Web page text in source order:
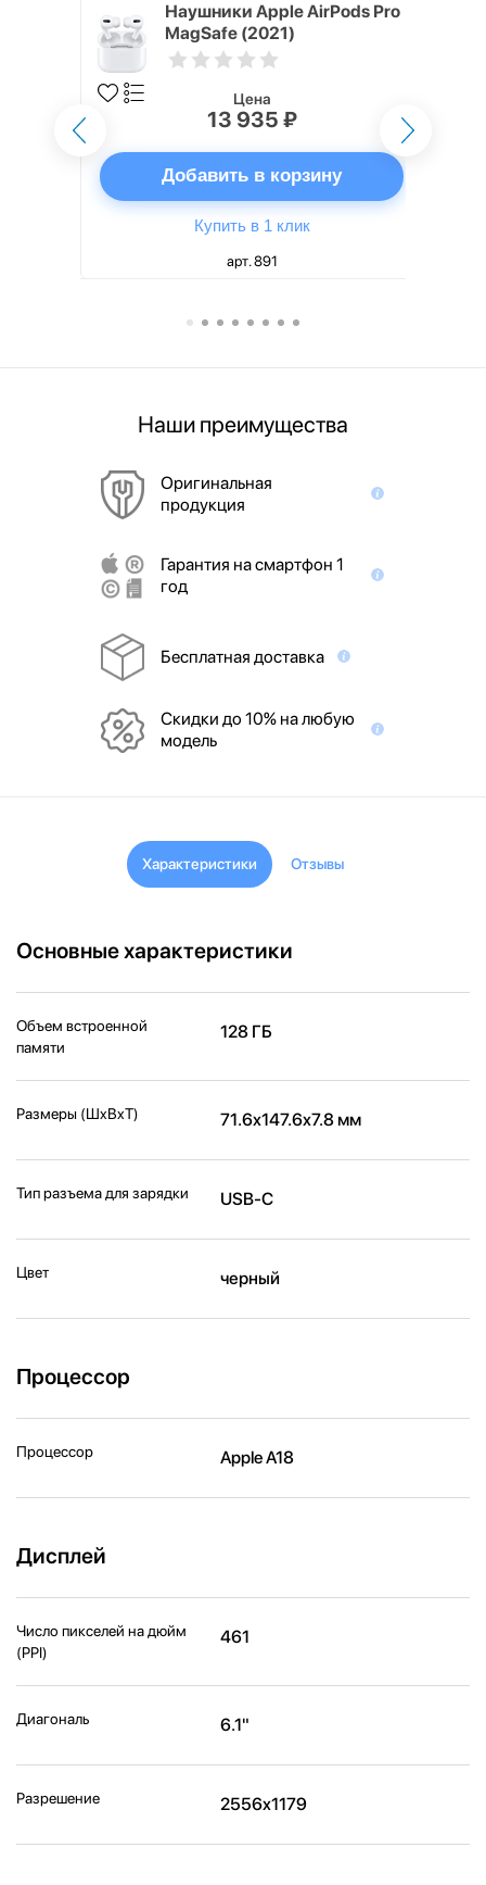
Наушники Apple AirPods Pro
MagSafe (2021)
Цена
13 935 ₽
Добавить в корзину
Купить в 1 клик
арт. 891
Наши преимущества
Оригинальная
продукция
Гарантия на смартфон 1
год
Бесплатная доставка
Скидки до 10% на любую
модель
Характеристики Отзывы
Основные характеристики
Объем встроенной
памяти
128 ГБ
Размеры (ШxВxТ) 71.6x147.6x7.8 мм
Тип разъема для зарядки USB-C
Цвет черный
Процессор
Процессор Apple A18
Дисплей
Число пикселей на дюйм
(PPI)
461
Диагональ 6.1"
Разрешение 2556x1179